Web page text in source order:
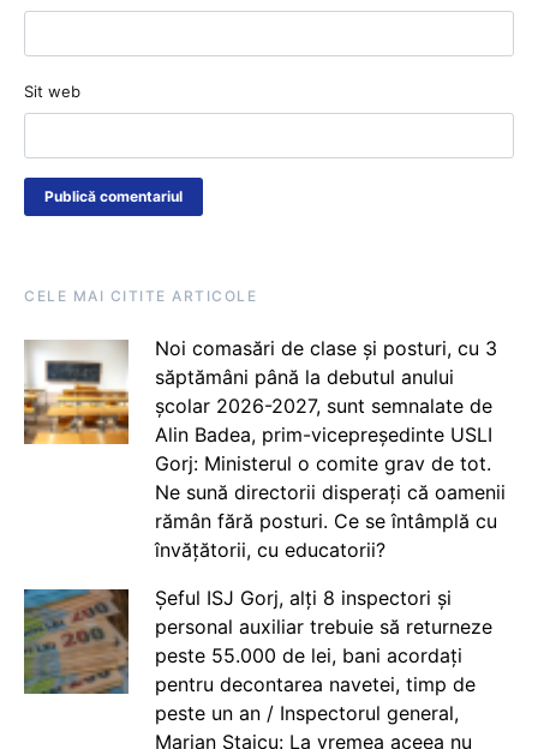
Sit web
CELE MAI CITITE ARTICOLE
Noi comasări de clase și posturi, cu 3
săptămâni până la debutul anului
școlar 2026-2027, sunt semnalate de
Alin Badea, prim-vicepreședinte USLI
Gorj: Ministerul o comite grav de tot.
Ne sună directorii disperați că oamenii
rămân fără posturi. Ce se întâmplă cu
învățătorii, cu educatorii?
Șeful ISJ Gorj, alți 8 inspectori și
personal auxiliar trebuie să returneze
peste 55.000 de lei, bani acordați
pentru decontarea navetei, timp de
peste un an / Inspectorul general,
Marian Staicu: La vremea aceea nu